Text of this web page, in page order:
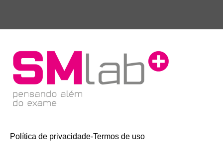
Política de privacidade-Termos de uso